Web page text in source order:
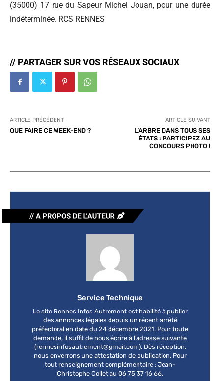
(35000) 17 rue du Sapeur Michel Jouan, pour une durée
indéterminée. RCS RENNES
// PARTAGER SUR VOS RÉSEAUX SOCIAUX
ARTICLE PRÉCÉDENT
QUE FAIRE CE WEEK-END ?
ARTICLE SUIVANT
L’ARBRE DANS TOUS SES
ÉTATS : PARTICIPEZ AU
CONCOURS PHOTO !
Service Technique
Le site Rennes Infos Autrement est habilité à publier
des annonces légales depuis un récent arrêté
préfectoral en date du 24 décembre 2021. Pour toute
demande, il suffit de nous écrire à l’adresse suivante
(rennesinfosautrement@gmail.com). Dès réception,
nous enverrons une attestation de publication. Pour
tout renseignement complémentaire : Jean-
Christophe Collet au 06 75 37 16 66.